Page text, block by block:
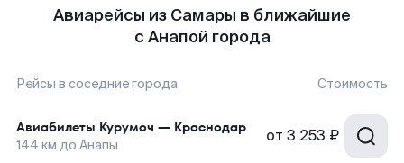
Авиарейсы из Самары в ближайшие
с Анапой города
Рейсы в соседние города Стоимость
Авиабилеты Курумоч — Краснодар
144 км до Анапы от 3 253 ₽